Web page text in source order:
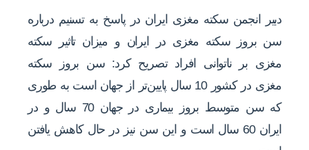
دبیر انجمن سکته مغزی ایران در پاسخ به تسنیم درباره
سن بروز سکته مغزی در ایران و میزان تاثیر سکته
مغزی بر ناتوانی افراد تصریح کرد: سن بروز سکته
مغزی در کشور 10 سال پایین‌تر از جهان است به طوری
که سن متوسط بروز بیماری در جهان 70 سال و در
ایران 60 سال است و این سن نیز در حال کاهش یافتن